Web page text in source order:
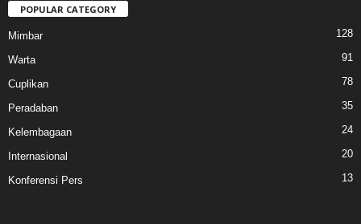
POPULAR CATEGORY
Mimbar 128
Warta 91
Cuplikan 78
Peradaban 35
Kelembagaan 24
Internasional 20
Konferensi Pers 13